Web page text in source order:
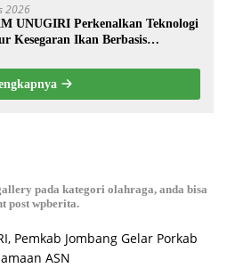
2026
UNUGIRI Perkenalkan Teknologi
Kesegaran Ikan Berbasis
pada kategori olahraga, anda bisa
post wpberita.